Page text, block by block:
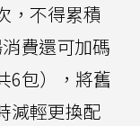
，不得累積
費還可加碼
6包），將舊
減輕更換配